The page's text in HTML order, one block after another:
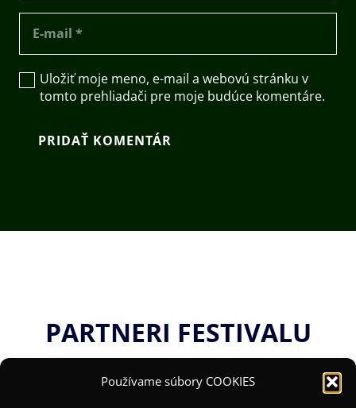
Používame súbory COOKIES
Uložiť moje meno, e-mail a webovú stránku v
tomto prehliadači pre moje budúce komentáre.
PRIDAŤ KOMENTÁR
PARTNERI FESTIVALU